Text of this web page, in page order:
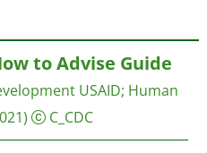
to Advise Guide
USAID; Human
C_CDC